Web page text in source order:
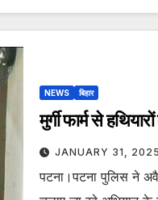
NEWS बिहार
मुर्गी फार्म से
JANUARY 31, 2025
पटना।पटना पुलिस ने